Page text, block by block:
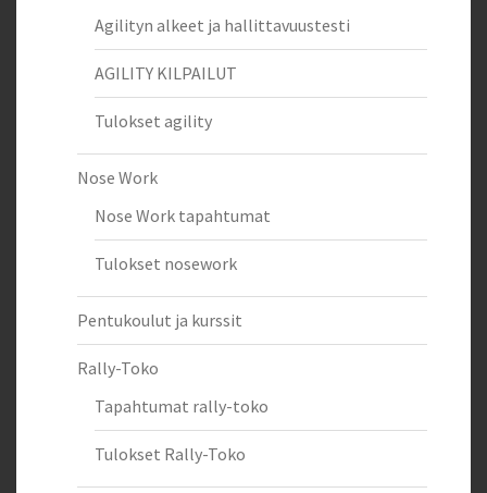
Agilityn alkeet ja hallittavuustesti
AGILITY KILPAILUT
Tulokset agility
Nose Work
Nose Work tapahtumat
Tulokset nosework
Pentukoulut ja kurssit
Rally-Toko
Tapahtumat rally-toko
Tulokset Rally-Toko